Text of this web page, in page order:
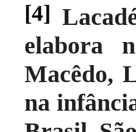
[4]
elabora
Macêdo,
na